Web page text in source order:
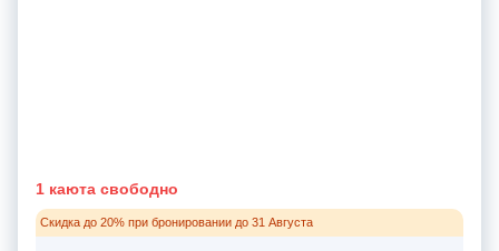
1 каюта свободно
Скидка до 20% при бронировании до 31 Августа